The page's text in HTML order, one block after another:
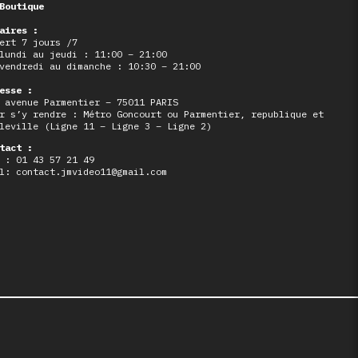
:
7 jours /7
lundi au jeudi : 11:00 – 21:00
au dimanche : 10:30 – 21:00
:
avenue Parmentier – 75011 PARIS
s’y rendre : Métro Goncourt ou Parmentier, republique et
(Ligne 11 – Ligne 3 – Ligne 2)
:
: 01 43 57 21 49
contact.jmvideo11@gmail.com